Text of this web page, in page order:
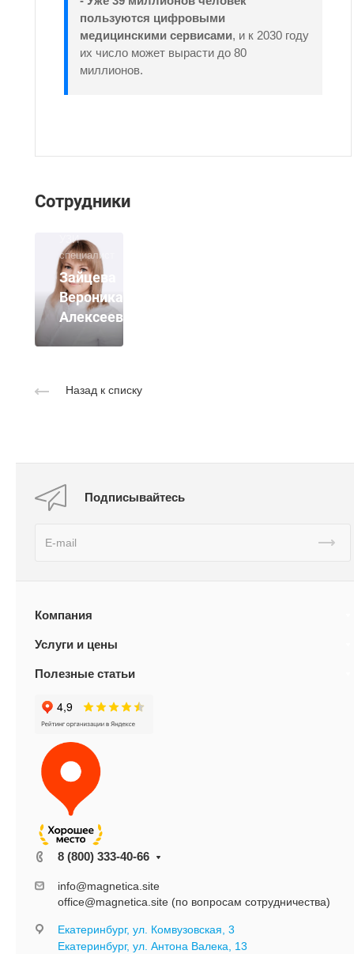
пользуются цифровыми
медицинскими сервисами, и к 2030 году
их число может вырасти до 80
миллионов.
Сотрудники
детский
УЗИ
специалист
Зайцева
Вероника
Алексеевна
Назад к списку
Подписывайтесь
Компания
Услуги и цены
Полезные статьи
8 (800) 333-40-66
info@magnetica.site
office@magnetica.site (по вопросам сотрудничества)
Екатеринбург, ул. Комвузовская, 3
Екатеринбург, ул. Антона Валека, 13